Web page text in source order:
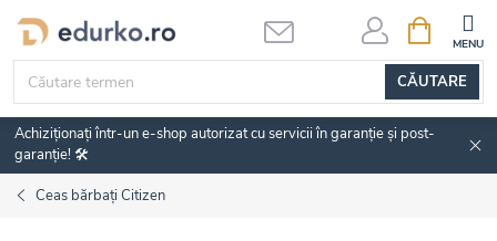
Treci
conținut
CĂUTARE
DE
Achiziționați într-un e-shop autorizat cu servicii în garanție și post-
garanție! 🛠️
Ceas bărbați Citizen